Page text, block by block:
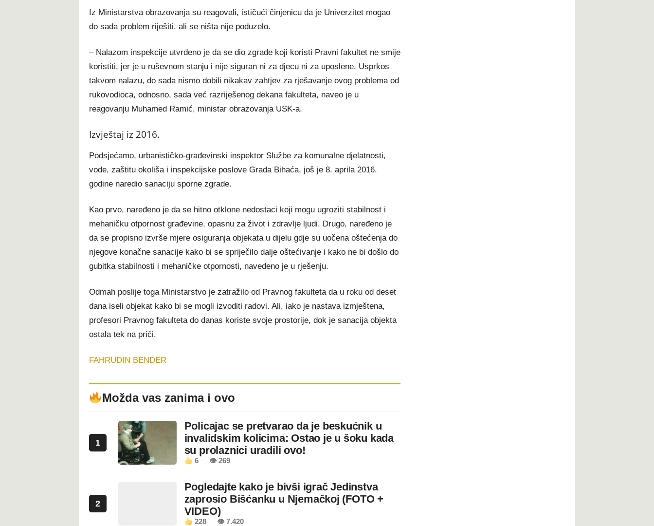
Iz Ministarstva obrazovanja su reagovali, ističući činjenicu da je Univerzitet mogao
do sada problem riješiti, ali se ništa nije poduzelo.
– Nalazom inspekcije utvrđeno je da se dio zgrade koji koristi Pravni fakultet ne smije
koristiti, jer je u ruševnom stanju i nije siguran ni za djecu ni za uposlene. Usprkos
takvom nalazu, do sada nismo dobili nikakav zahtjev za rješavanje ovog problema od
rukovodioca, odnosno, sada već razriješenog dekana fakulteta, naveo je u
reagovanju Muhamed Ramić, ministar obrazovanja USK-a.
Izvještaj iz 2016.
Podsjećamo, urbanističko-građevinski inspektor Službe za komunalne djelatnosti,
vode, zaštitu okoliša i inspekcijske poslove Grada Bihaća, još je 8. aprila 2016.
godine naredio sanaciju sporne zgrade.
Kao prvo, naređeno je da se hitno otklone nedostaci koji mogu ugroziti stabilnost i
mehaničku otpornost građevine, opasnu za život i zdravlje ljudi. Drugo, naređeno je
da se propisno izvrše mjere osiguranja objekata u dijelu gdje su uočena oštećenja do
njegove konačne sanacije kako bi se spriječilo dalje oštećivanje i kako ne bi došlo do
gubitka stabilnosti i mehaničke otpornosti, navedeno je u rješenju.
Odmah poslije toga Ministarstvo je zatražilo od Pravnog fakulteta da u roku od deset
dana iseli objekat kako bi se mogli izvoditi radovi. Ali, iako je nastava izmještena,
profesori Pravnog fakulteta do danas koriste svoje prostorije, dok je sanacija objekta
ostala tek na priči.
FAHRUDIN BENDER
Možda vas zanima i ovo
1
Policajac se pretvarao da je beskućnik u
invalidskim kolicima: Ostao je u šoku kada
su prolaznici uradili ovo!
6 👁 269
2
Pogledajte kako je bivši igrač Jedinstva
zaprosio Bišćanku u Njemačkoj (FOTO +
VIDEO)
228 👁 7.420